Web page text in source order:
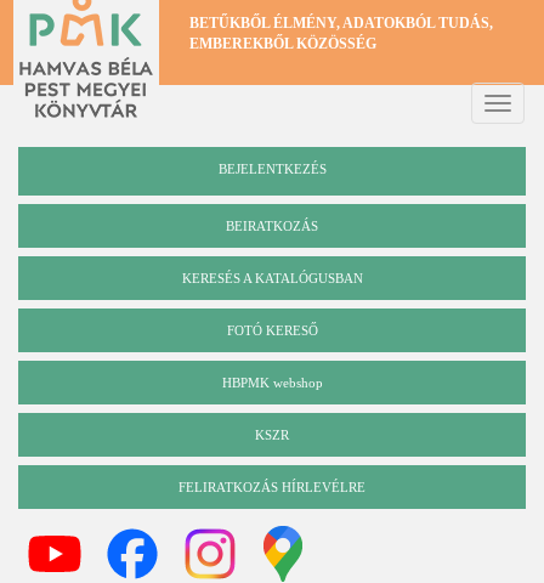
Ugrás
tartalomra
BETŰKBŐL ÉLMÉNY, ADATOKBÓL TUDÁS,
EMBEREKBŐL KÖZÖSSÉG
Toggle
BEJELENTKEZÉS
BEIRATKOZÁS
Katalógus
KERESÉS A KATALÓGUSBAN
FOTÓ KERESŐ
HBPMK webshop
KSZR
FELIRATKOZÁS HÍRLEVÉLRE